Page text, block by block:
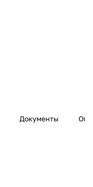
Документы